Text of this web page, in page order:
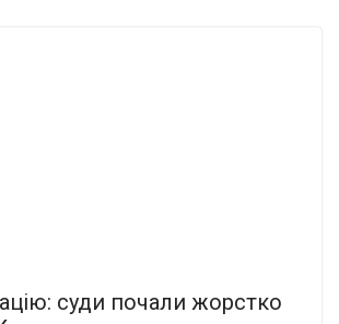
суди почали жорстко